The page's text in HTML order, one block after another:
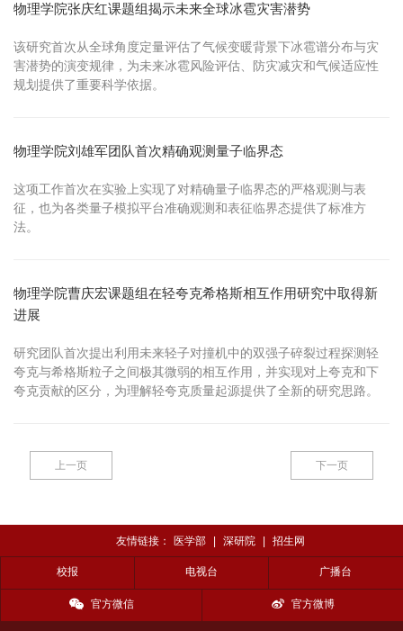
物理学院张庆红课题组揭示未来全球冰雹灾害潜势
该研究首次从全球角度定量评估了气候变暖背景下冰雹谱分布与灾
害潜势的演变规律，为未来冰雹风险评估、防灾减灾和气候适应性
规划提供了重要科学依据。
物理学院刘雄军团队首次精确观测量子临界态
这项工作首次在实验上实现了对精确量子临界态的严格观测与表
征，也为各类量子模拟平台准确观测和表征临界态提供了标准方
法。
物理学院曹庆宏课题组在轻夸克希格斯相互作用研究中取得新
进展
研究团队首次提出利用未来轻子对撞机中的双强子碎裂过程探测轻
夸克与希格斯粒子之间极其微弱的相互作用，并实现对上夸克和下
夸克贡献的区分，为理解轻夸克质量起源提供了全新的研究思路。
上一页 下一页
友情链接： 医学部 深研院 招生网
校报 电视台 广播台
官方微信 官方微博